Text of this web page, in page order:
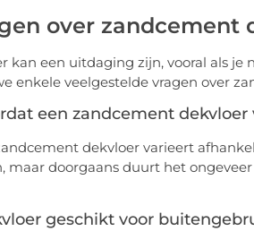
over zandcement
kan een uitdaging zijn, vooral als
enkele veelgestelde vragen over
een zandcement
dekvloer varieert
doorgaans duurt het
geschikt voor